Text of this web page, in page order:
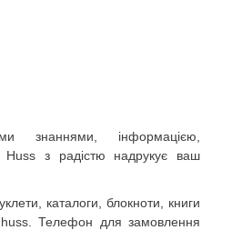
знаннями, інформацією,
Huss з радістю надрукує ваш
каталоги, блокноти, книги
Телефон для замовлення